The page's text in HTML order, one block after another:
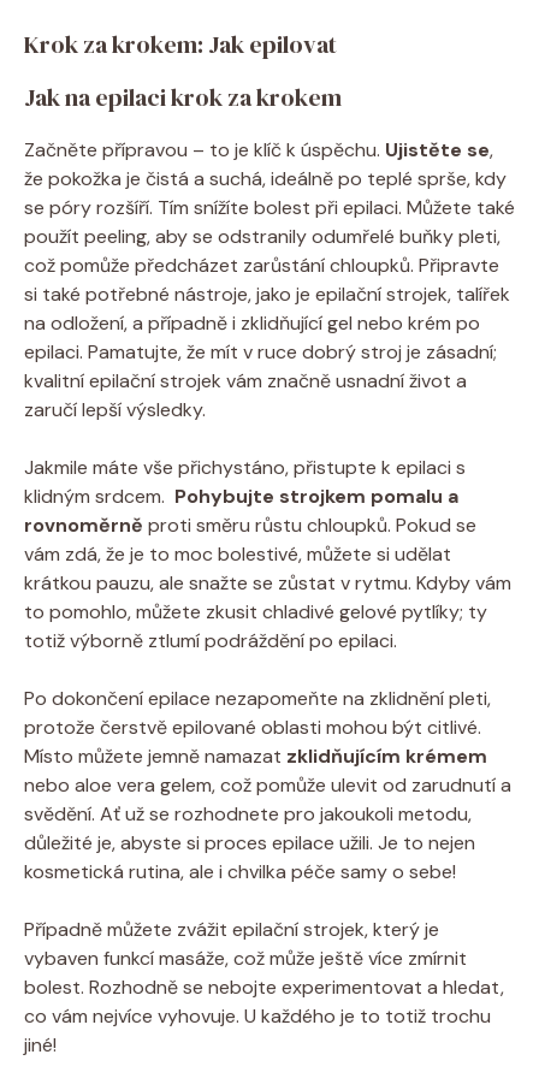
Krok ⁢za krokem: Jak ⁤epilovat
Jak ⁣na epilaci krok ⁣za krokem
Začněte​ přípravou –⁣ to je klíč k ⁢úspěchu.⁣ Ujistěte se,
že pokožka je čistá ⁢a suchá, ideálně po teplé ​sprše, kdy
se póry rozšíří.‍ Tím snížíte bolest při epilaci. Můžete také
použít peeling, aby ⁣se odstranily odumřelé buňky pleti,
což⁢ pomůže předcházet zarůstání chloupků. Připravte
si také potřebné‍ nástroje, ⁣jako ‌je epilační ⁢strojek,⁢ talířek‌
na odložení, ⁣a případně ⁤i zklidňující gel nebo krém po
epilaci. Pamatujte, že mít v ruce⁢ dobrý ​stroj ​je⁤ zásadní;
⁣kvalitní epilační⁤ strojek vám značně usnadní život a
zaručí lepší výsledky.
Jakmile máte vše ⁤přichystáno, přistupte k epilaci s
klidným srdcem. ‌ Pohybujte strojkem pomalu a
rovnoměrně ⁤proti směru ⁤růstu chloupků. ‍Pokud se
vám zdá, že je to moc⁤ bolestivé, můžete si ⁢udělat ​
krátkou ⁤pauzu, ⁣ale snažte se zůstat‍ v rytmu. Kdyby vám
to ⁣pomohlo, ⁤můžete zkusit chladivé gelové pytlíky; ty
totiž ⁤výborně ztlumí podráždění po epilaci.
Po dokončení epilace ‌nezapomeňte na ⁣zklidnění‌ pleti,
⁣protože čerstvě epilované oblasti mohou být⁣ citlivé.‌
Místo můžete jemně namazat zklidňujícím ⁣krémem
nebo aloe vera gelem, což pomůže ‌ulevit od zarudnutí a
svědění. ⁣Ať už se rozhodnete pro jakoukoli metodu,
důležité je, abyste ⁣si⁤ proces epilace ‍užili. Je to nejen
kosmetická rutina, ‍ale i chvilka péče samy ⁢o‌ sebe!
Případně můžete zvážit ⁣epilační⁢ strojek, který je
vybaven funkcí masáže,​ což může ‌ještě více zmírnit
bolest. Rozhodně se ‍nebojte experimentovat a⁤ hledat,⁢
co vám nejvíce vyhovuje. U každého je to totiž trochu
⁣jiné!